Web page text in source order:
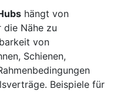
hängt von
die Nähe zu
von
Schienen,
Beispiele für